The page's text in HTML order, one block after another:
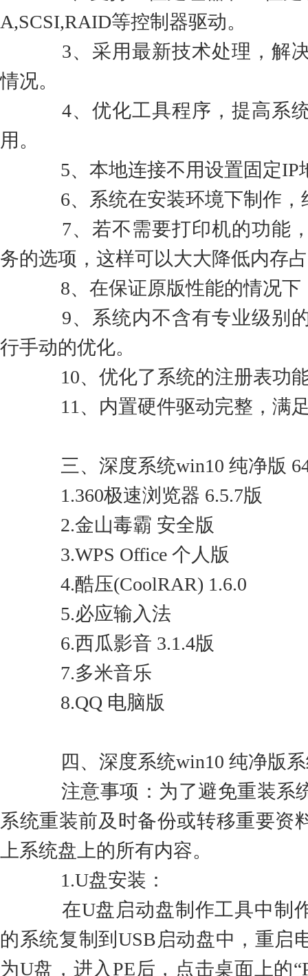
A,SCSI,RAID等控制器驱动。
3、采用最新技术处理，解决
情况。
4、优化工具程序，提高系统
用。
5、本地连接不用设置固定IP
6、系统在安装环境下制作，
7、若不需要打印机的功能，
务的选项，这样可以大大降低内存
8、在保证原版性能的情况下
9、系统内不含有专业级别的
行手动的优化。
10、优化了系统的注册表功
11、内置硬件驱动完整，满
三、深度系统win10 纯净版
1.360极速浏览器 6.5.7版
2.金山毒霸 安全版
3.WPS Office 个人版
4.酷压(CoolRAR) 1.6.0
5.必应输入法
6.西瓜影音 3.1.4版
7.多米音乐
8.QQ 电脑版
四、深度系统win10 纯净版系
注意事项：为了避免重装系
系统重装前及时备份或转移重要资
上系统盘上的所有内容。
1.U盘安装：
在U盘启动盘制作工具中制
的系统复制到USB启动盘中，重启
为U盘，进入PE后，点击桌面上的